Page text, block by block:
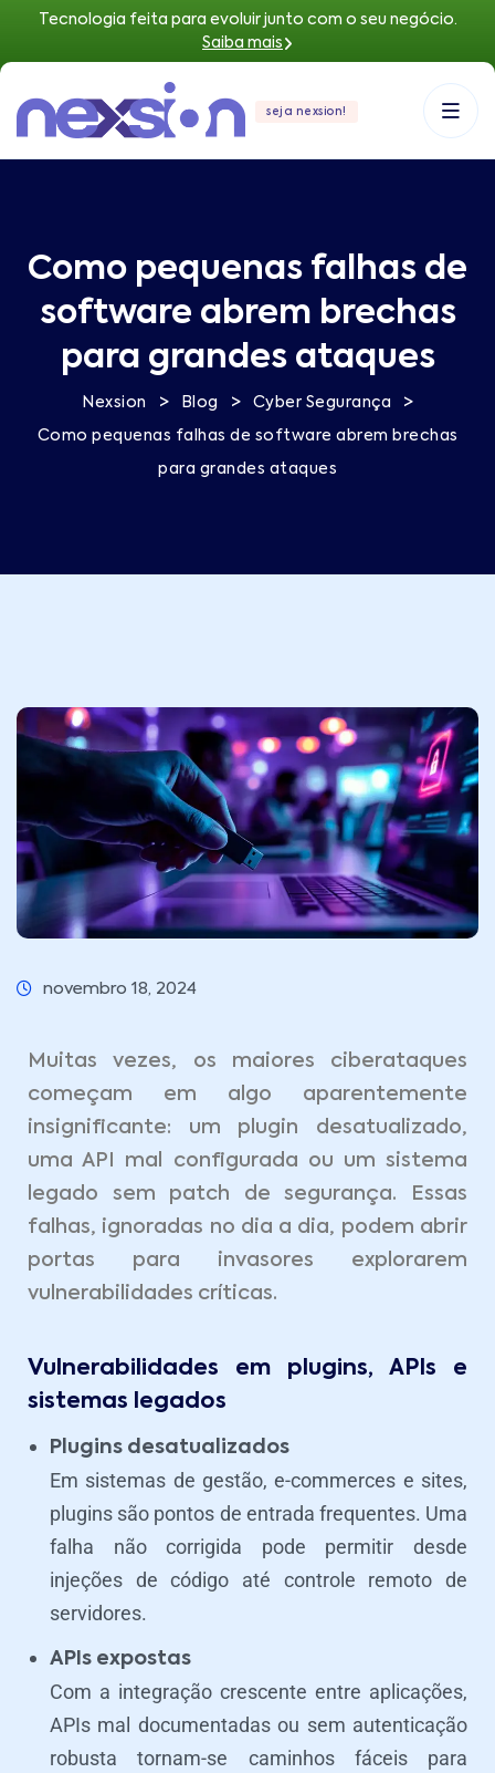
Tecnologia feita para evoluir junto com o seu negócio.
Saiba mais
seja nexsion!
Como pequenas falhas de
software abrem brechas
para grandes ataques
Nexsion > Blog > Cyber Segurança >
Como pequenas falhas de software abrem brechas
para grandes ataques
novembro 18, 2024
Muitas vezes, os maiores ciberataques
começam em algo aparentemente
insignificante: um plugin desatualizado,
uma API mal configurada ou um sistema
legado sem patch de segurança. Essas
falhas, ignoradas no dia a dia, podem abrir
portas para invasores explorarem
vulnerabilidades críticas.
Vulnerabilidades em plugins, APIs e
sistemas legados
Plugins desatualizados
Em sistemas de gestão, e-commerces e sites,
plugins são pontos de entrada frequentes. Uma
falha não corrigida pode permitir desde
injeções de código até controle remoto de
servidores.
APIs expostas
Com a integração crescente entre aplicações,
APIs mal documentadas ou sem autenticação
robusta tornam-se caminhos fáceis para